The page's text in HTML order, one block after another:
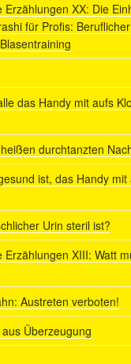
Erzählungen XX: Die
für Profis: Beruflicher
das Handy mit aufs Klo
durchtanzten
ist, das Handy mit
Urin steril ist?
Erzählungen XIII: Watt
Austreten verboten!
Überzeugung